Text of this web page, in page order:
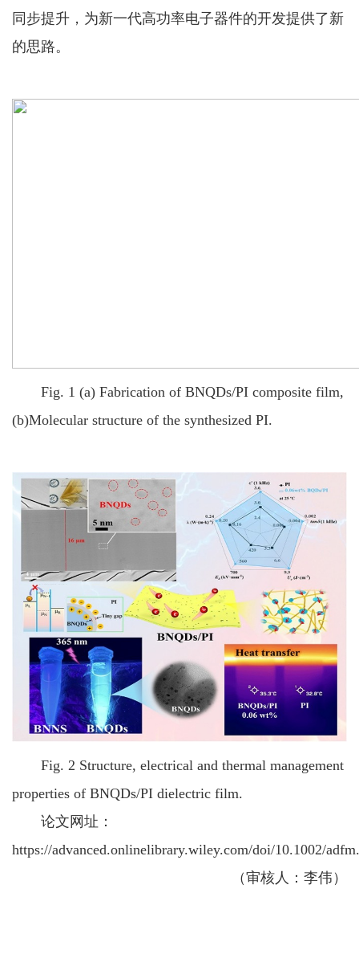
同步提升，为新一代高功率电子器件的开发提供了新
的思路。
Fig. 1 (a) Fabrication of BNQDs/PI composite film,
(b)Molecular structure of the synthesized PI.
Fig. 2 Structure, electrical and thermal management
properties of BNQDs/PI dielectric film.
论文网址：
https://advanced.onlinelibrary.wiley.com/doi/10.1002/
（审核人：李伟）